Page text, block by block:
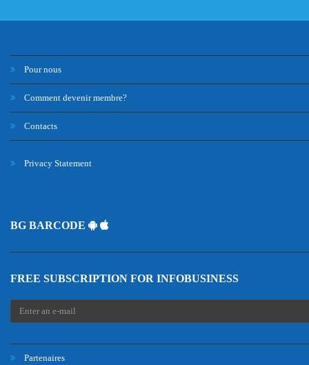
Pour nous
Comment devenir membre?
Contacts
Privacy Statement
BG BARCODE
FREE SUBSCRIPTION FOR INFOBUSINESS
Partenaires